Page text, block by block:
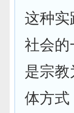
这种实
社会的
是宗教
体方式